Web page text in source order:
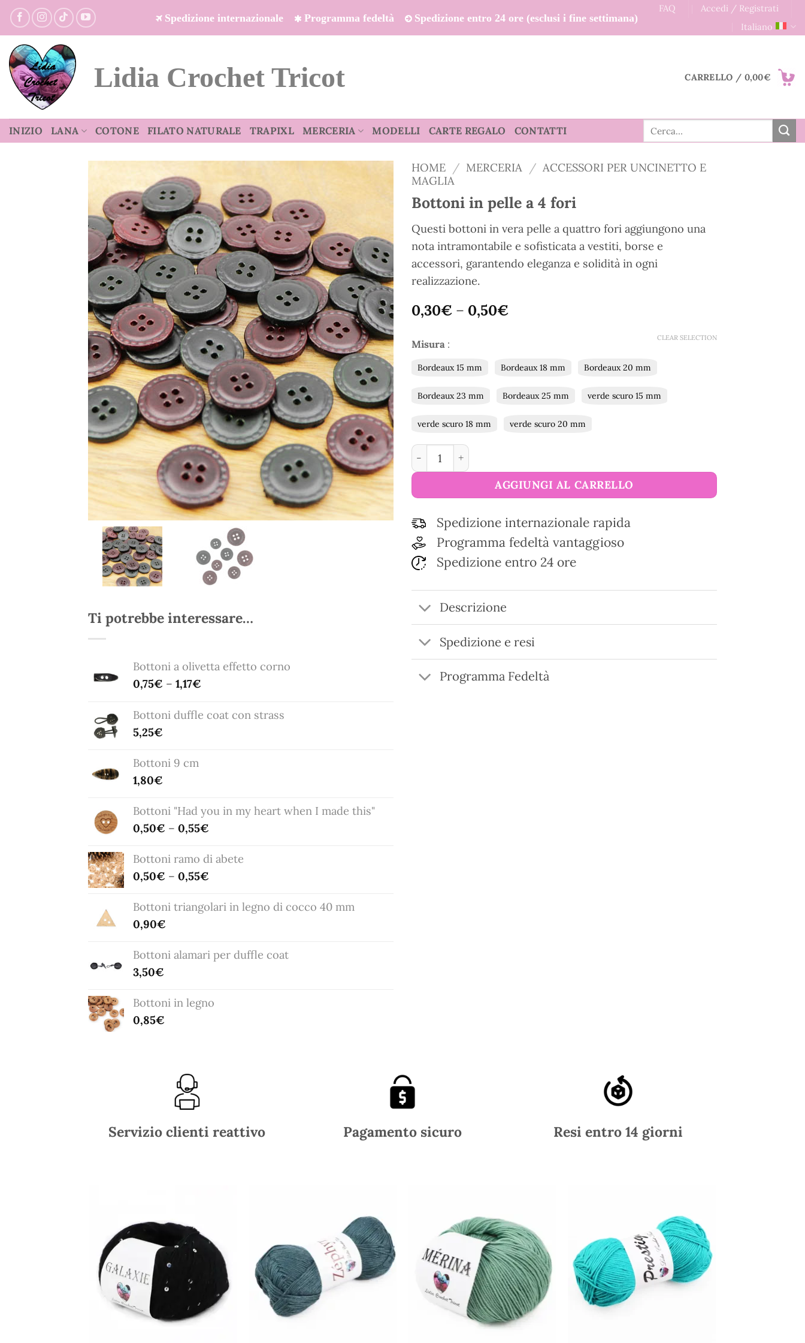
Salta
contenuti
Spedizione internazionale Programma fedeltà Spedizione entro 24 ore (esclusi i fine settimana)
FAQ
Accedi / Registrati
Italiano
Lidia Crochet Tricot CARRELLO / 0,00€
INIZIO LANA COTONE FILATO NATURALE TRAPIXL MERCERIA MODELLI CARTE REGALO CONTATTI Cerca:
Ti potrebbe interessare…
Bottoni a olivetta effetto corno
0,75€ – 1,17€
Bottoni duffle coat con strass
5,25€
Bottoni 9 cm
1,80€
Bottoni "Had you in my heart when I made this"
0,50€ – 0,55€
Bottoni ramo di abete
0,50€ – 0,55€
Bottoni triangolari in legno di cocco 40 mm
0,90€
Bottoni alamari per duffle coat
3,50€
Bottoni in legno
0,85€
HOME / MERCERIA / ACCESSORI PER UNCINETTO E
MAGLIA
Bottoni in pelle a 4 fori
Questi bottoni in vera pelle a quattro fori aggiungono una
nota intramontabile e sofisticata a vestiti, borse e
accessori, garantendo eleganza e solidità in ogni
realizzazione.
0,30€ – 0,50€
Misura :
Bordeaux 15 mm Bordeaux 18 mm Bordeaux 20 mm
Bordeaux 23 mm Bordeaux 25 mm verde scuro 15 mm
verde scuro 18 mm verde scuro 20 mm
CLEAR SELECTION
Bottoni in pelle a 4 fori quantità
AGGIUNGI AL CARRELLO
Spedizione internazionale rapida
Programma fedeltà vantaggioso
Spedizione entro 24 ore
Descrizione
Spedizione e resi
Programma Fedeltà
Servizio clienti reattivo Pagamento sicuro Resi entro 14 giorni